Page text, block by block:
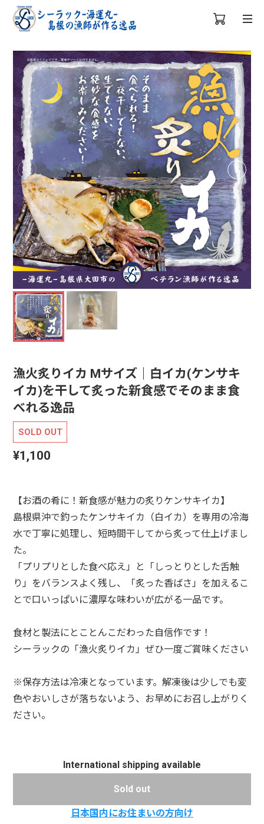
漁火炙りイカ Mサイズ｜白イカ(ケンサキ
イカ)を干して炙った新食感でそのまま食
べれる逸品
¥1,100
SOLD OUT
【お酒の肴に！新食感が魅力の炙りケンサキイカ】
島根県沖で釣ったケンサキイカ（白イカ）を専用の冷海
水で丁寧に処理し、短時間干してから炙って仕上げまし
た。
「プリプリとした食べ応え」と「しっとりとした舌触
り」をバランスよく残し、「炙った香ばさ」を加えるこ
とで口いっぱいに濃厚な味わいが広がる一品です。
食材と製法にとことんこだわった自信作です！
シーラックの「漁火炙りイカ」ぜひ一度ご賞味ください
※保存方法は冷凍となっています。解凍後は少しでも変
色やおいしさが落ちないよう、お早めにお召し上がりく
ださい。
International shipping available
Sold out
日本国内にお住まいの方向け